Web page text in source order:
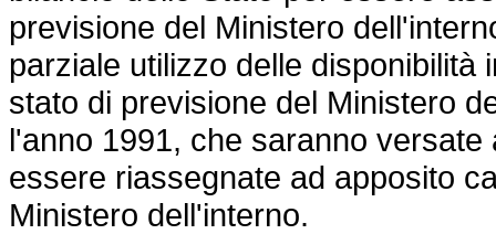
previsione del Ministero
parziale utilizzo delle disponibilità
stato di previsione del Ministero
l'anno 1991, che saranno
essere riassegnate ad apposito
Ministero dell'interno.